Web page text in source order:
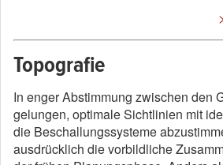
Topografie
In enger Abstimmung zwischen den
gelungen, optimale Sichtlinien mit
die Beschallungssysteme
ausdrücklich die vorbildliche